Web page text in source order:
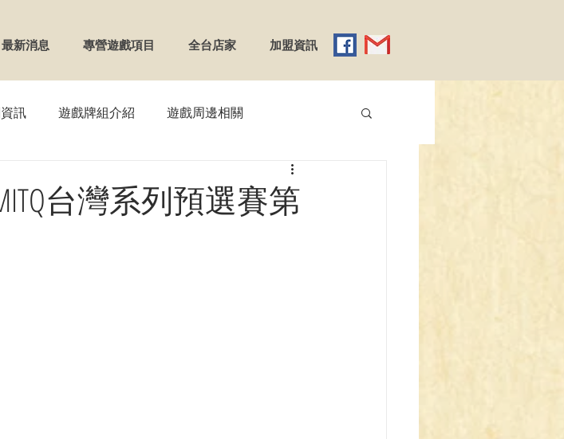
最新消息 專營遊戲項目 全台店家 加盟資訊
訊 遊戲牌組介紹 遊戲周邊相關
【YGO】遊戲王
台灣系列預選賽第